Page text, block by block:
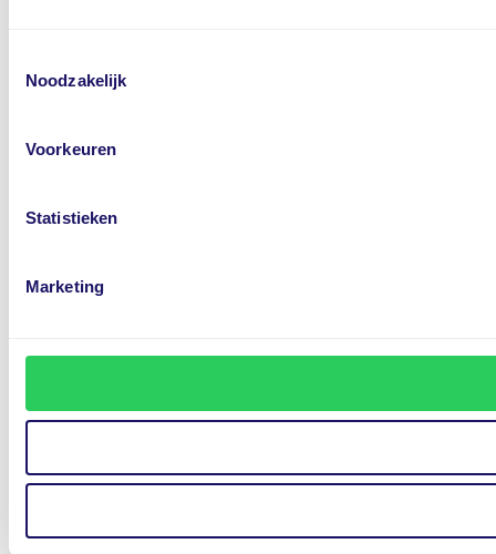
Noodzakelijk
Voorkeuren
Statistieken
Marketing